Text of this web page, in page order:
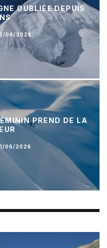
OUBLIÉE DEPUIS
06/2026
PREND DE LA
06/2026